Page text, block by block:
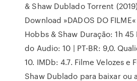
& Shaw Dublado Torrent
Download »DADOS DO
Hobbs & Shaw Duração: 1h
do Audio: 10 | PT-BR: 9,0.
10. IMDb: 4.7. Filme Velozes e
Shaw Dublado para baixar ou